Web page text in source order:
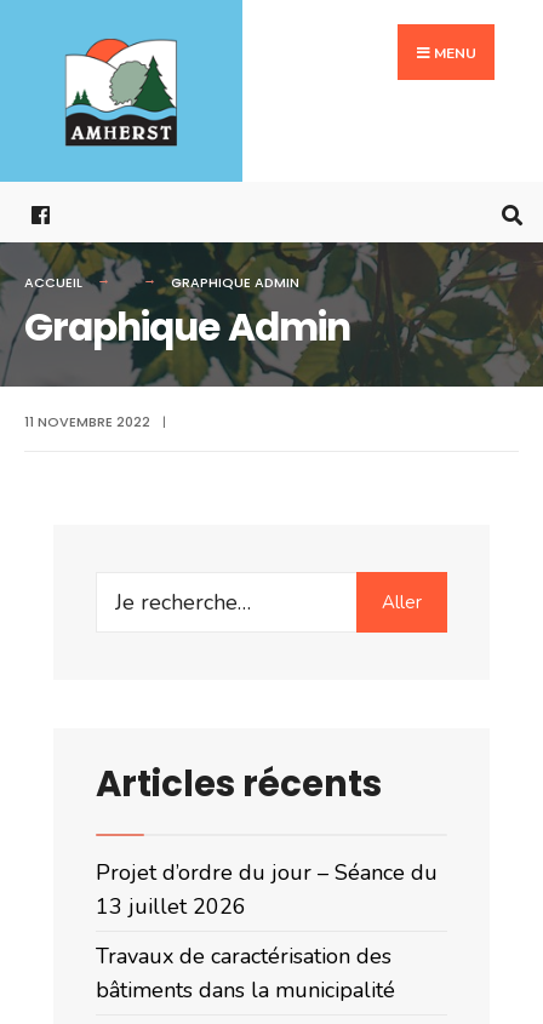
contenu
MENU
ACCUEIL GRAPHIQUE ADMIN
Graphique Admin
11 NOVEMBRE 2022 |
Search
Aller
Articles récents
Projet d’ordre du jour – Séance du
13 juillet 2026
Travaux de caractérisation des
bâtiments dans la municipalité
for: